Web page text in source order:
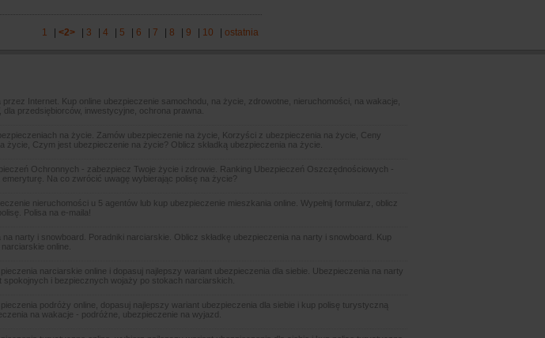
1 <2> 3 4 5 6 7 8 9 10 ostatnia
przez Internet. Kup online ubezpieczenie samochodu, na życie, zdrowotne, nieruchomości, na wakacje,
dla przedsiębiorców, inwestycyjne, ochrona prawna.
na życie. Zamów ubezpieczenie na życie, Korzyści z ubezpieczenia na życie, Ceny
życie, Czym jest ubezpieczenie na życie? Oblicz składką ubezpieczenia na życie.
Ochronnych - zabezpiecz Twoje życie i zdrowie. Ranking Ubezpieczeń Oszczędnościowych -
emeryturę. Na co zwrócić uwagę wybierając polisę na życie?
nieruchomości u 5 agentów lub kup ubezpieczenie mieszkania online. Wypełnij formularz, oblicz
Polisa na e-maila!
na narty i snowboard. Poradniki narciarskie. Oblicz składkę ubezpieczenia na narty i snowboard. Kup
online.
narciarskie online i dopasuj najlepszy wariant ubezpieczenia dla siebie. Ubezpieczenia na narty
spokojnych i bezpiecznych wojaży po stokach narciarskich.
podróży online, dopasuj najlepszy wariant ubezpieczenia dla siebie i kup polisę turystyczną
na wakacje - podróżne, ubezpieczenie na wyjazd.